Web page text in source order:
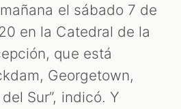
el sábado 7 de
en la Catedral de la
que está
Georgetown,
Sur”, indicó. Y